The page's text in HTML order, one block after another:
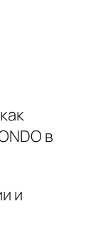
в
и